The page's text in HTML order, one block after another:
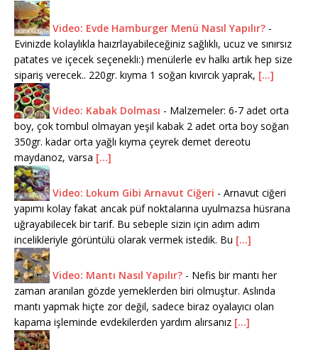
Video: Evde Hamburger Menü Nasıl Yapılır? -
Evinizde kolaylıkla haızrlayabileceğiniz sağlıklı, ucuz ve sınırsız
patates ve içecek seçenekli:) menülerle ev halkı artık hep size
sipariş verecek.. 220gr. kıyma 1 soğan kıvırcık yaprak, [...]
Video: Kabak Dolması - Malzemeler: 6-7 adet orta
boy, çok tombul olmayan yeşil kabak 2 adet orta boy soğan
350gr. kadar orta yağlı kıyma çeyrek demet dereotu
maydanoz, varsa [...]
Video: Lokum Gibi Arnavut Ciğeri - Arnavut ciğeri
yapımı kolay fakat ancak püf noktalarına uyulmazsa hüsrana
uğrayabilecek bir tarif. Bu sebeple sizin için adım adım
incelikleriyle görüntülü olarak vermek istedik. Bu [...]
Video: Mantı Nasıl Yapılır? - Nefis bir mantı her
zaman aranılan gözde yemeklerden biri olmuştur. Aslında
mantı yapmak hiçte zor değil, sadece biraz oyalayıcı olan
kapama işleminde evdekilerden yardım alırsanız [...]